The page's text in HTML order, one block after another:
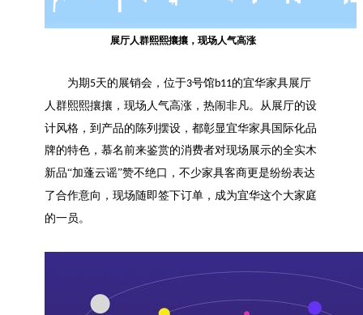
展厅人群熙熙攘攘，现场人气高涨
为期 5天的展销会， 位于3号馆b11的宜华家具展厅
人群熙熙攘攘，现场人气高涨， 热闹非凡。 从展厅的设
计风格，到产品的陈列摆设，都彰显宜华家具国际化品
牌的特色， 慕名前来鉴赏的消费者对现场展示的全实木
新品“加蓬云谣”赞不绝口，不少家具客商更是纷纷表达
了合作意向，现场随即签下订单，成为宜华这个大家庭
的一员。